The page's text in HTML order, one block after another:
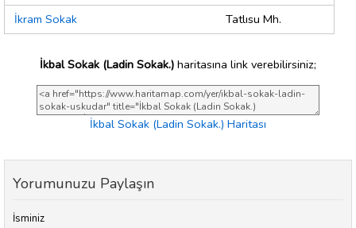
İkram Sokak
Tatlısu Mh.
İkbal Sokak (Ladin Sokak.) haritasına link verebilirsiniz;
İkbal Sokak (Ladin Sokak.) Haritası
Yorumunuzu Paylaşın
İsminiz